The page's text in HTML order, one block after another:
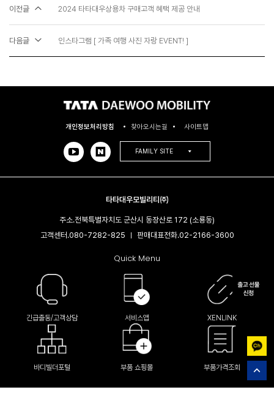
이전글 2024 타타대우상용차 구매고객 혜택 제공 안내
다음글 인스타그램 [ 가족 여행 사진 자랑 EVENT! ]
개인정보처리방침 찾아오시는길 사이트맵
FAMILY SITE
타타대우모빌리티㈜
주소.전북특별자치도 군산시 동장산로 172 (소룡동)
고객센터.080-7282-825 | 판매대표전화.02-2166-3600​
Quick Menu
긴급출동/고객상담 서비스앱 XENLINK
바디빌더포털 부품 쇼핑몰 부품가격조회